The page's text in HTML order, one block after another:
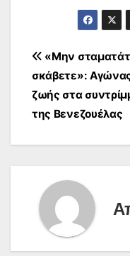
άρθρων
«Μην
σκάβετε»:
ζωής στα
της Βενεζουέλας